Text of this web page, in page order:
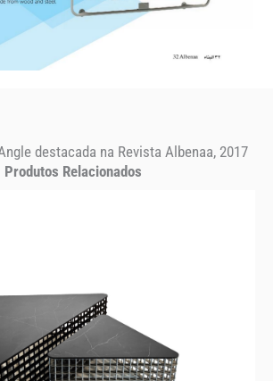
destacada na Revista Albenaa, 2017
Produtos Relacionados
ANGLE
Mesa de Centro